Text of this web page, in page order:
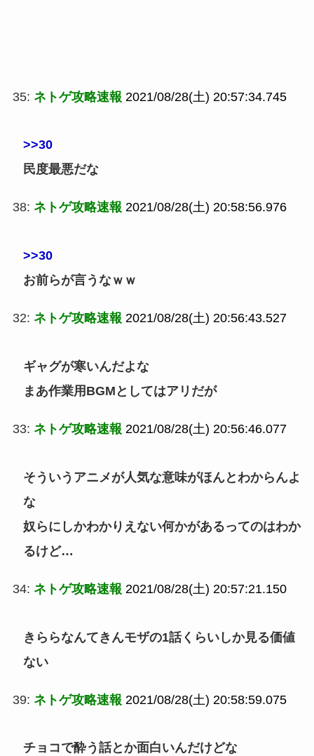
35: ネトゲ攻略速報 2021/08/28(土) 20:57:34.745
>>30
民度最悪だな
38: ネトゲ攻略速報 2021/08/28(土) 20:58:56.976
>>30
お前らが言うなｗｗ
32: ネトゲ攻略速報 2021/08/28(土) 20:56:43.527
ギャグが寒いんだよな
まあ作業用BGMとしてはアリだが
33: ネトゲ攻略速報 2021/08/28(土) 20:56:46.077
そういうアニメが人気な意味がほんとわからんよ
な
奴らにしかわかりえない何かがあるってのはわか
るけど…
34: ネトゲ攻略速報 2021/08/28(土) 20:57:21.150
きららなんてきんモザの1話くらいしか見る価値
ない
39: ネトゲ攻略速報 2021/08/28(土) 20:58:59.075
チョコで酔う話とか面白いんだけどな